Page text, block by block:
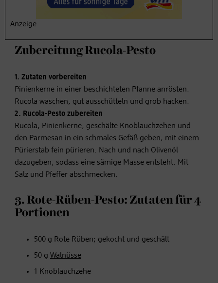
200 mlOlivenöl
Salz
Zubereitung Rucola-Pesto
1. Zutaten vorbereiten
Pinienkerne in einer beschichteten Pfanne anrösten.
Rucola waschen, gut ausschütteln und grob hacken.
2. Rucola-Pesto zubereiten
Rucola, Pinienkerne, geschälte Knoblauchzehen und
den Parmesan in ein schmales Gefäß geben, mit einem
Pürierstab fein pürieren. Nach und nach Olivenöl
dazugeben, sodass eine sämige Masse entsteht. Mit
Salz und Pfeffer abschmecken.
3. Rote-Rüben-Pesto: Zutaten für 4
Portionen
500 g Rote Rüben; gekocht und geschält
50 g Walnüsse
1 Knoblauchzehe
Anzeige